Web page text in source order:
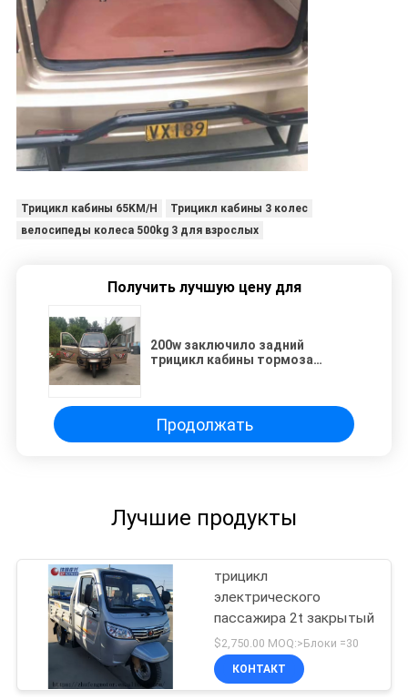
Трицикл кабины 65KM/H
Трицикл кабины 3 колес
велосипеды колеса 500kg 3 для взрослых
Получить лучшую цену для
200w заключило задний
трицикл кабины тормоза
Продолжать
Лучшие продукты
трицикл
электрического
пассажира 2t закрытый
$2,750.00 MOQ:>Блоки =30
КОНТАКТ